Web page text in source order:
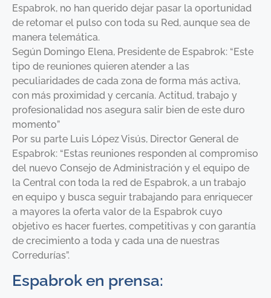
Espabrok, no han querido dejar pasar la oportunidad
de retomar el pulso con toda su Red, aunque sea de
manera telemática.
Según Domingo Elena, Presidente de Espabrok: “Este
tipo de reuniones quieren atender a las
peculiaridades de cada zona de forma más activa,
con más proximidad y cercanía. Actitud, trabajo y
profesionalidad nos asegura salir bien de este duro
momento”
Por su parte Luis López Visús, Director General de
Espabrok: “Estas reuniones responden al compromiso
del nuevo Consejo de Administración y el equipo de
la Central con toda la red de Espabrok, a un trabajo
en equipo y busca seguir trabajando para enriquecer
a mayores la oferta valor de la Espabrok cuyo
objetivo es hacer fuertes, competitivas y con garantía
de crecimiento a toda y cada una de nuestras
Corredurías”.
Espabrok en prensa: